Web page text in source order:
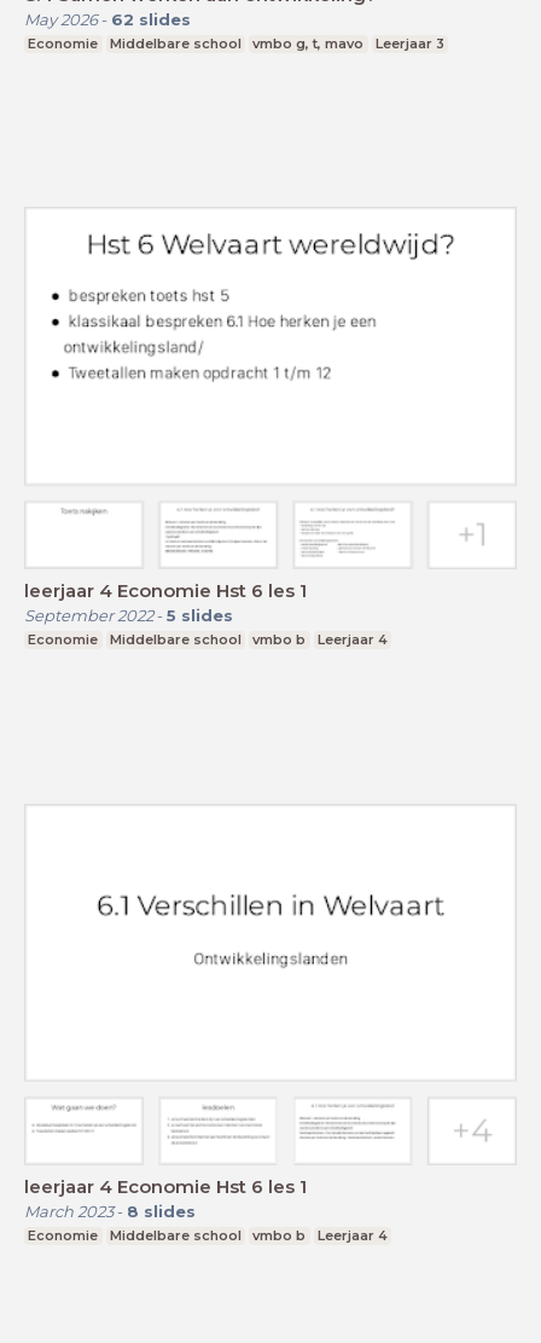
May 2026- 62 slides
Economie Middelbare school vmbo g, t, mavo Leerjaar 3
leerjaar 4 Economie Hst 6 les 1
September 2022- 5 slides
Economie Middelbare school vmbo b Leerjaar 4
leerjaar 4 Economie Hst 6 les 1
March 2023- 8 slides
Economie Middelbare school vmbo b Leerjaar 4